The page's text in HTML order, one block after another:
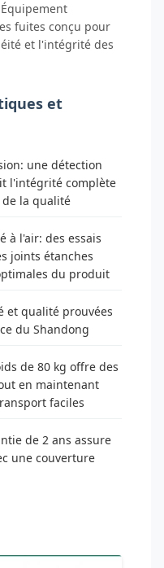
fuites conçu pour
et l'intégrité des
et
une détection
l'intégrité complète
la qualité
à l'air: des essais
joints étanches
du produit
et qualité prouvées
du Shandong
de 80 kg offre des
en maintenant
faciles
de 2 ans assure
une couverture